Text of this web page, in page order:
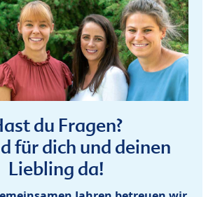
du Fragen?
für dich und deinen
Liebling da!